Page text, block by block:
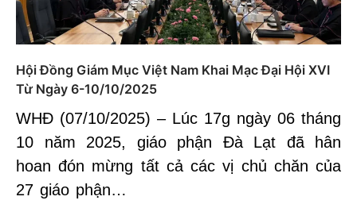
Hội Đồng Giám Mục Việt Nam Khai Mạc Đại Hội XVI
Từ Ngày 6-10/10/2025
WHĐ (07/10/2025) – Lúc 17g ngày 06 tháng
10 năm 2025, giáo phận Đà Lạt đã hân
hoan đón mừng tất cả các vị chủ chăn của
27 giáo phận…